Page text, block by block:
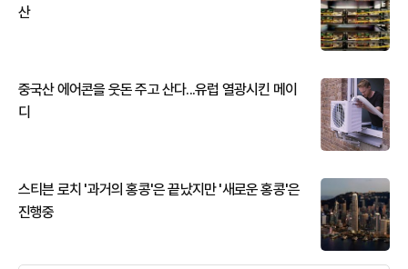
산
중국산 에어콘을 웃돈 주고 산다...유럽 열광시킨 메이
디
스티븐 로치 '과거의 홍콩'은 끝났지만 '새로운 홍콩'은
진행중